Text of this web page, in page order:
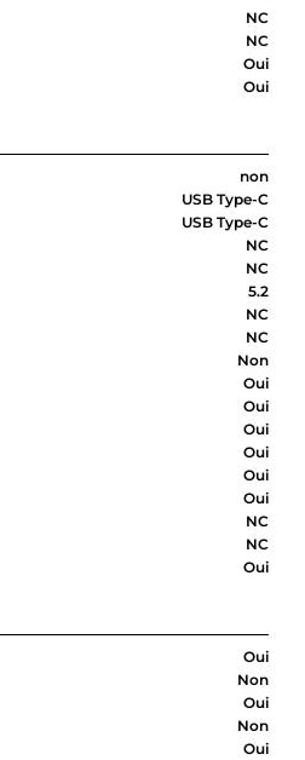
NC
NC
Oui
Oui
non
USB Type-C
USB Type-C
NC
NC
5.2
NC
NC
Non
Oui
Oui
Oui
Oui
Oui
Oui
NC
NC
Oui
Oui
Non
Oui
Non
Oui